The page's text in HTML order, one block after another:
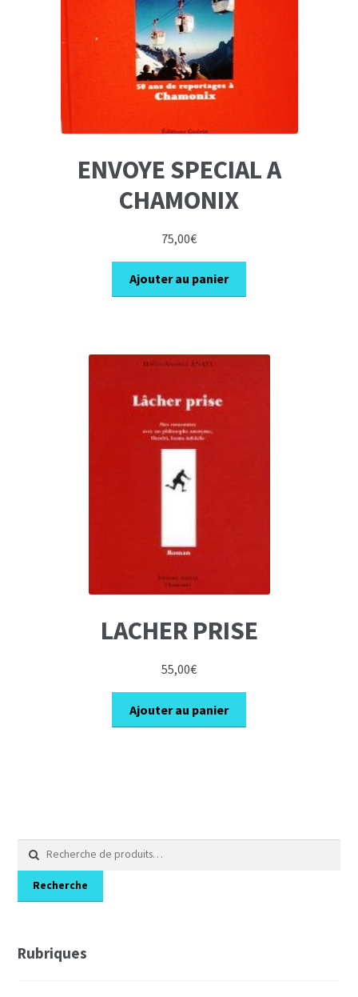
ENVOYE SPECIAL A
CHAMONIX
75,00€
Ajouter au panier
LACHER PRISE
55,00€
Ajouter au panier
Recherche
pour :
Recherche
Rubriques